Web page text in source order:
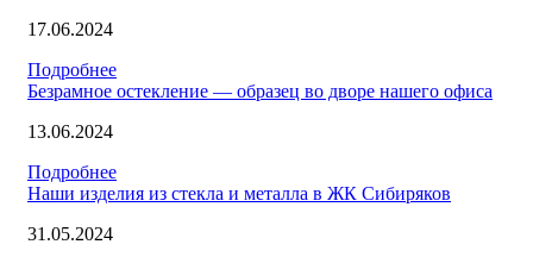
17.06.2024
Подробнее
Безрамное остекление — образец во дворе нашего офиса
13.06.2024
Подробнее
Наши изделия из стекла и металла в ЖК Сибиряков
31.05.2024